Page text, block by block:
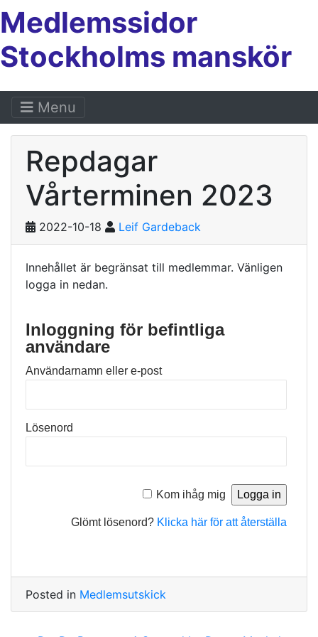
Medlemssidor
Stockholms manskör
Menu
Repdagar
Vårterminen 2023
2022-10-18 Leif Gardeback
Innehållet är begränsat till medlemmar. Vänligen
logga in nedan.
Inloggning för befintliga
användare
Användarnamn eller e-post
Lösenord
Kom ihåg mig
Glömt lösenord? Klicka här för att återställa
Posted in Medlemsutskick